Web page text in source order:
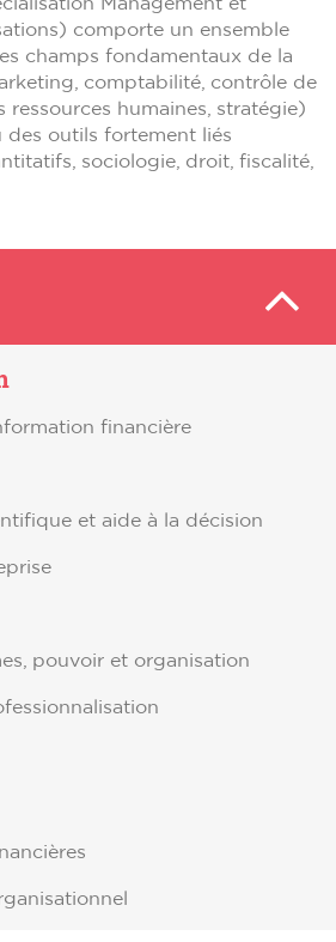
comporte un ensemble
champs fondamentaux de la
comptabilité, contrôle de
ressources humaines, stratégie)
des outils fortement liés
sociologie, droit, fiscalité,
financière
et aide à la décision
pouvoir et organisation